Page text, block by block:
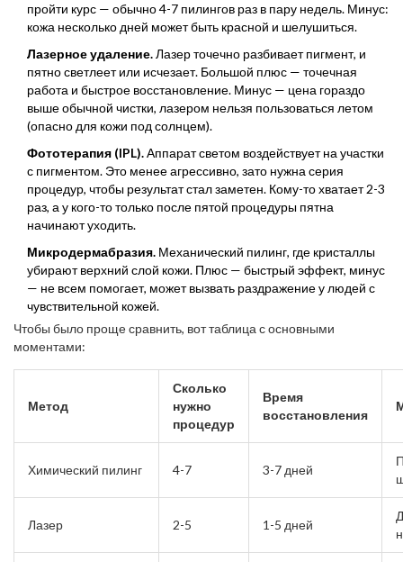
пройти курс — обычно 4-7 пилингов раз в пару недель. Минус:
кожа несколько дней может быть красной и шелушиться.
Лазерное удаление.Лазер точечно разбивает пигмент, и
пятно светлеет или исчезает. Большой плюс — точечная
работа и быстрое восстановление. Минус — цена гораздо
выше обычной чистки, лазером нельзя пользоваться летом
(опасно для кожи под солнцем).
Фототерапия (IPL).Аппарат светом воздействует на участки
с пигментом. Это менее агрессивно, зато нужна серия
процедур, чтобы результат стал заметен. Кому-то хватает 2-3
раз, а у кого-то только после пятой процедуры пятна
начинают уходить.
Микродермабразия. Механический пилинг, где кристаллы
убирают верхний слой кожи. Плюс — быстрый эффект, минус
— не всем помогает, может вызвать раздражение у людей с
чувствительной кожей.
Чтобы было проще сравнить, вот таблица с основными
моментами:
Метод
Сколько
нужно
процедур
Время
восстановления
Химический пилинг 4-7 3-7 дней
Лазер 2-5 1-5 дней